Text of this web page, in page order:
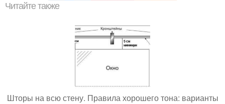
Читайте также
Шторы на всю стену. Правила хорошего тона: варианты